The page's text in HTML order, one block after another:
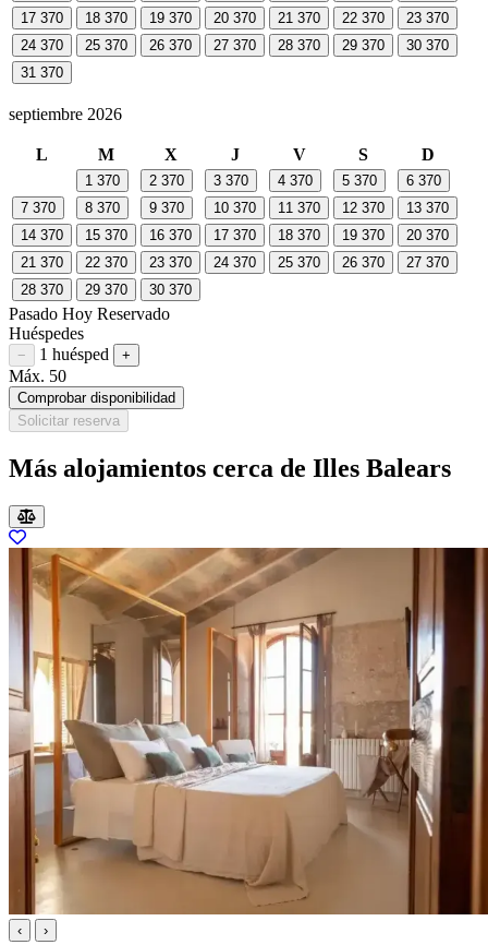
17 370 18 370 19 370 20 370 21 370 22 370 23 370
24 370 25 370 26 370 27 370 28 370 29 370 30 370
31 370
septiembre 2026
L M X J V S D
1 370 2 370 3 370 4 370 5 370 6 370
7 370 8 370 9 370 10 370 11 370 12 370 13 370
14 370 15 370 16 370 17 370 18 370 19 370 20 370
21 370 22 370 23 370 24 370 25 370 26 370 27 370
28 370 29 370 30 370
Pasado Hoy Reservado
Huéspedes
Restar huésped
− 1 huésped Sumar huésped
+
Máx. 50
Comprobar disponibilidad
Solicitar reserva
Más alojamientos cerca de Illes Balears
‹ ›